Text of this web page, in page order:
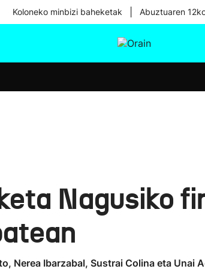
Koloneko minbizi baheketak Abuztuaren
Nagusiko
Nerea Ibarzabal, Sustrai Colina eta